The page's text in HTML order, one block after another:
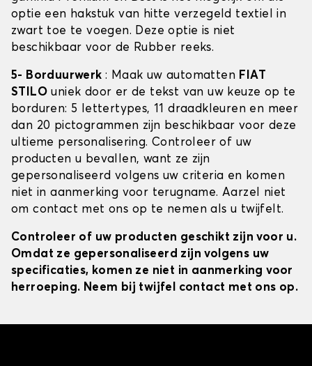
optie een hakstuk van hitte verzegeld textiel in
zwart toe te voegen. Deze optie is niet
beschikbaar voor de Rubber reeks.
5- Borduurwerk : Maak uw automatten FIAT
STILO uniek door er de tekst van uw keuze op te
borduren: 5 lettertypes, 11 draadkleuren en meer
dan 20 pictogrammen zijn beschikbaar voor deze
ultieme personalisering. Controleer of uw
producten u bevallen, want ze zijn
gepersonaliseerd volgens uw criteria en komen
niet in aanmerking voor terugname. Aarzel niet
om contact met ons op te nemen als u twijfelt.
Controleer of uw producten geschikt zijn voor u.
Omdat ze gepersonaliseerd zijn volgens uw
specificaties, komen ze niet in aanmerking voor
herroeping. Neem bij twijfel contact met ons op.